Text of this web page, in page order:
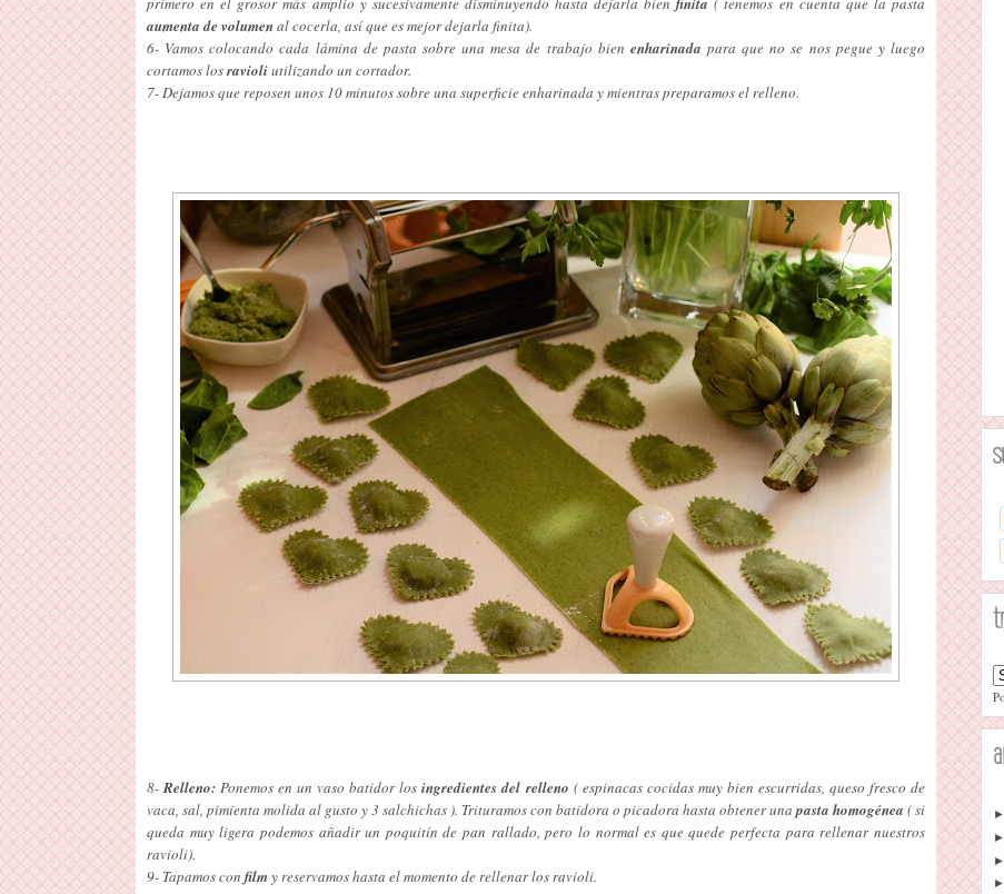
aumenta de volumenal cocerla, así que es mejor dejarla finita).
6- Vamos colocando cada lámina de pasta sobre una mesa de trabajo bien enharinadapara que no se nos pegue y luego
cortamos losravioliutilizando un cortador.
7- Dejamos que reposen unos 10 minutos sobre una superficie enharinada y mientras preparamos el relleno.
8-Relleno:Ponemos en un vaso batidor los ingredientes del relleno ( espinacas cocidas muy bien escurridas, queso fresco de
vaca, sal, pimienta molida al gusto y 3 salchichas ). Trituramos con batidora o picadora hasta obtener unapasta homogénea ( si
queda muy ligera podemos añadir un poquitín de pan rallado, pero lo normal es que quede perfecta para rellenar nuestros
ravioli).
9- Tapamos con filmy reservamos hasta el momento de rellenar los ravioli.
►
►
►
►